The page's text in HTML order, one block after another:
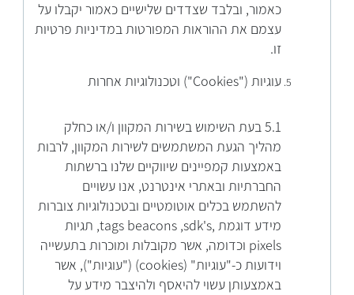
כאמור, ובלבד שצדדים שלישיים כאמור יקבלו על
עצמם את ההוראות המפורטות במדיניות פרטיות
זו.
עוגיות ("Cookies") וטכנולוגיות אחרות
5.1 בעת השימוש בשירות המקוון ו/או כחלק
מהליך הגעת המשתמשים לשירות המקוון, לרבות
באמצעות קמפיינים שיווקיים שלנו ברשתות
החברתיות ובאתרי אינטרנט, אנו עשויים
להשתמש בכלים אוטומטיים ובטכנולוגיות צוברות
מידע דוגמת ,tags beacons ,sdk's, תגיות
pixels וכדומה, אשר מקובלות ומוכרות בתעשייה
וידועות כ-"עוגיות" (cookies) ("עוגיות"), אשר
באמצעותן עשוי להיאסף ולהיצבר מידע על